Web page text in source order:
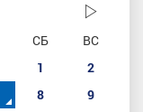
СБ
ВС
1
2
8
9